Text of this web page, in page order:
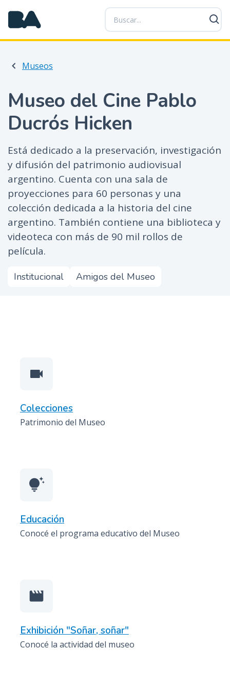
P
a
s
a
c
o
n
t
n
i
d
o
p
i
n
p
Museos
Museo del Cine Pablo
Ducrós Hicken
Está dedicado a la preservación, investigación
y difusión del patrimonio audiovisual
argentino. Cuenta con una sala de
proyecciones para 60 personas y una
colección dedicada a la historia del cine
argentino. También contiene una biblioteca y
videoteca con más de 90 mil rollos de
película.
Museo
Institucional Amigos del Museo
videocam
Colecciones
Patrimonio del Museo
tips_and_updates
Educación
Conocé el programa educativo del Museo
movie_creation
Exhibición "Soñar, soñar"
Conocé la actividad del museo